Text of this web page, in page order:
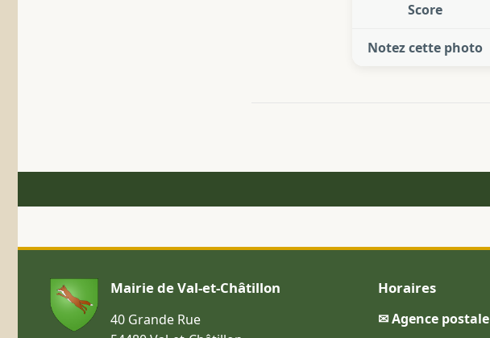
Score
Notez cette photo
Mairie de Val-et-Châtillon
40 Grande Rue
Horaires
✉ Agence postale